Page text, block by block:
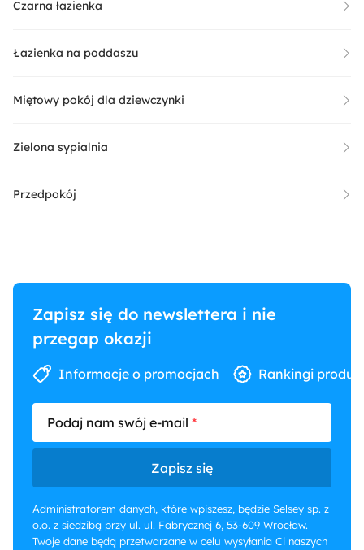
Czarna łazienka
Łazienka na poddaszu
Miętowy pokój dla dziewczynki
Zielona sypialnia
Przedpokój
Zapisz się do newslettera i nie
przegap okazji
Informacje o promocjach Rankingi
Podaj nam swój e-mail
Zapisz się
Administratorem danych, które wpiszesz, będzie Selsey sp. z
o.o. z siedzibą przy ul. ul. Fabrycznej 6, 53-609 Wrocław.
Twoje dane będą przetwarzane w celu wysyłania Ci naszych